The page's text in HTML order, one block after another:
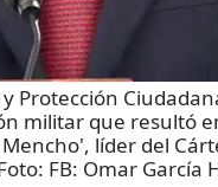
Protección
militar que resultó
líder del
FB: Omar García